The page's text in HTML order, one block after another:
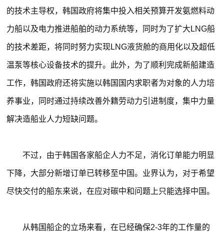
的技术主导权，韩国政府将集中投入相关预算开发氨燃料动
力船以及电力推进船舶的动力系统等，同时为了扩大LNG船
的技术差距，将同时努力实现LNG液货舱的商用化以及超低
温泵等核心设备技术的提升。此外，为了顺利完成新船建造
工作，韩国政府还将实施以韩国国内求职者为对象的人力培
养事业，同时通过持续改善外籍劳动力引进制度，集中力量
解决造船业人力短缺问题。
不过，由于韩国各家船企人力不足，消化订单能力明显
下降，大部分新增订单已转移至中国。业界认为，对于希望
尽快交付的船东来说，在应对碳中和问题上只能选择中国。
从韩国船企的立场来看，在已经确保2-3年的工作量的